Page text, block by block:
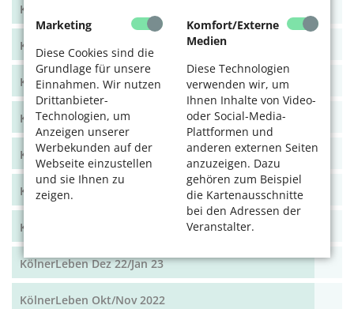
Marketing
Diese Cookies sind die
Grundlage für unsere
Einnahmen. Wir nutzen
Drittanbieter-
Technologien, um
Anzeigen unserer
Werbekunden auf der
Webseite einzustellen
und sie Ihnen zu
zeigen.
Komfort/Externe
Medien
Diese Technologien
verwenden wir, um
Ihnen Inhalte von Video-
oder Social-Media-
Plattformen und
anderen externen Seiten
anzuzeigen. Dazu
gehören zum Beispiel
die Kartenausschnitte
bei den Adressen der
Veranstalter.
KölnerLeben Frühjahr 2024
KölnerLeben Dez/Jan/Feb 2023/24
KölnerLeben Okt/Nov 2023
KölnerLeben Aug/Sept 2023
KölnerLeben Juni/Juli 2023
KölnerLeben April/Mai 2023
KölnerLeben Feb/März 2023
KölnerLeben Dez 22/Jan 23
KölnerLeben Okt/Nov 2022